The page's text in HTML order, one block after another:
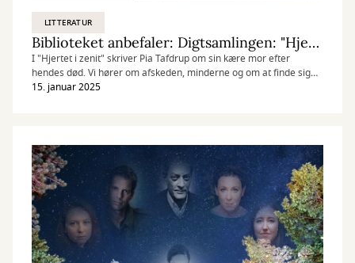
LITTERATUR
Biblioteket anbefaler: Digtsamlingen: "Hjertet i zenit"
I "Hjertet i zenit" skriver Pia Tafdrup om sin kære mor efter
hendes død. Vi hører om afskeden, minderne og om at finde sig
selv. “Vi er født til farvel”, lyder det i slutningen af digtsamlingen. –
15. januar 2025